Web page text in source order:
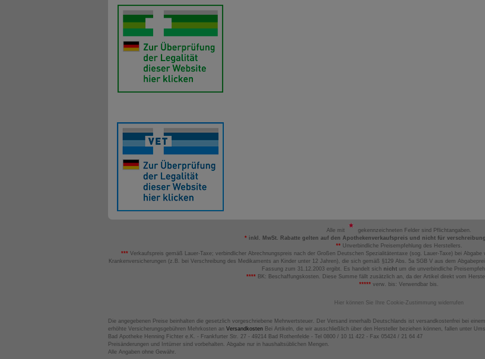
Alle mit
gekennzeichneten Felder sind Pflichtangaben.
* inkl. MwSt. Rabatte gelten auf den Apothekenverkaufspreis und nicht für
**Unverbindliche Preisempfehlung des Herstellers.
*** Verkaufspreis gemäß Lauer-Taxe; verbindlicher Abrechnungspreis nach der Großen Deutschen Spezialitätentaxe (sog. Lauer-Taxe) bei
Krankenversicherungen (z.B. bei Verschreibung des Medikaments an Kinder unter 12 Jahren), die sich gemäß §129 Abs. 5a SGB V aus dem
Fassung zum 31.12.2003 ergibt. Es handelt sich nicht um die unverbindliche
**** BK: Beschaffungskosten. Diese Summe fällt zusätzlich an, da der Artikel direkt vom
***** verw. bis: Verwendbar bis.
Hier können Sie Ihre Cookie-Zustimmung widerrufen
Die angegebenen Preise beinhalten die gesetzlich vorgeschriebene Mehrwertsteuer. Der Versand innerhalb Deutschlands ist versandkostenfrei bei
erhöhte Versicherungsgebühren Mehrkosten an Versandkosten Bei Artikeln, die wir ausschließlich über den Hersteller beziehen können, fallen unter
Bad Apotheke Henning Fichter e.K. - Frankfurter Str. 27 - 49214 Bad Rothenfelde - Tel 0800 / 10 11 422 - Fax 05424 / 21 64 47
Preisänderungen und Irrtümer sind vorbehalten. Abgabe nur in haushaltsüblichen Mengen.
Alle Angaben ohne Gewähr.